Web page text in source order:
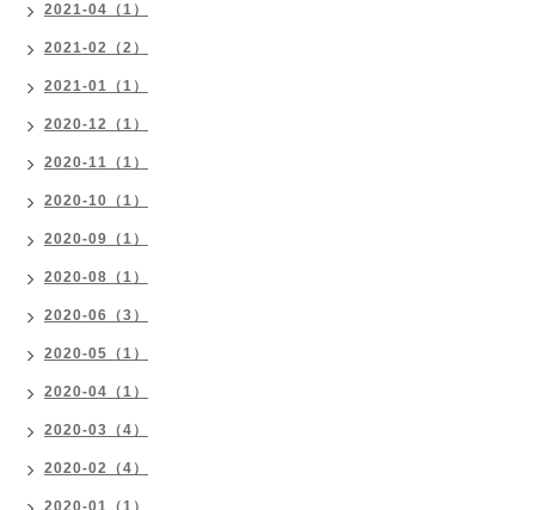
2021-04（1）
2021-02（2）
2021-01（1）
2020-12（1）
2020-11（1）
2020-10（1）
2020-09（1）
2020-08（1）
2020-06（3）
2020-05（1）
2020-04（1）
2020-03（4）
2020-02（4）